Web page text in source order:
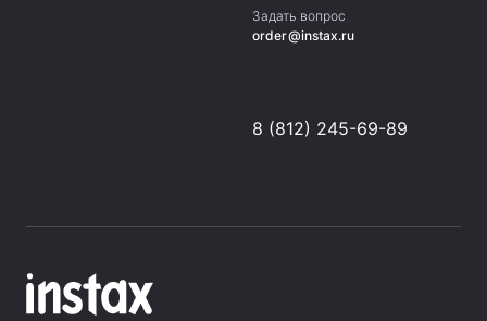
Задать вопрос
order@instax.ru
8 (812) 245-69-89